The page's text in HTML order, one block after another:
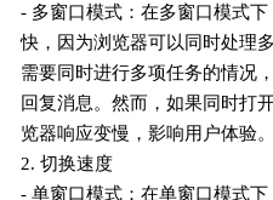
- 多窗口模式：在多窗口模式
快，因为浏览器可以同时处理
需要同时进行多项任务的情况
回复消息。然而，如果同时打
览器响应变慢，影响用户体验。
2. 切换速度
- 单窗口模式：在单窗口模式